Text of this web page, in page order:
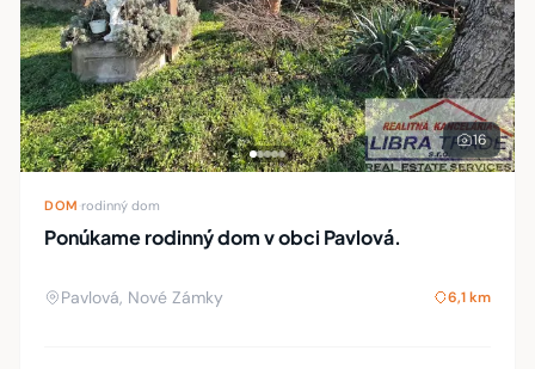
16
DOM rodinný dom
Ponúkame rodinný dom v obci Pavlová.
Pavlová, Nové Zámky 6,1 km